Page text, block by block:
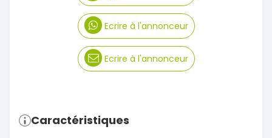
Ecrire à l'annonceur
Ecrire à l'annonceur
Caractéristiques